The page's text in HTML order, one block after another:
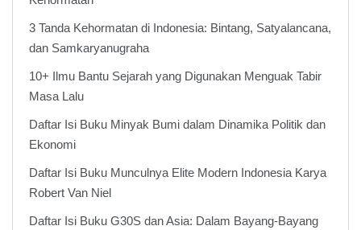
3 Tanda Kehormatan di Indonesia: Bintang, Satyalancana,
dan Samkaryanugraha
10+ Ilmu Bantu Sejarah yang Digunakan Menguak Tabir
Masa Lalu
Daftar Isi Buku Minyak Bumi dalam Dinamika Politik dan
Ekonomi
Daftar Isi Buku Munculnya Elite Modern Indonesia Karya
Robert Van Niel
Daftar Isi Buku G30S dan Asia: Dalam Bayang-Bayang